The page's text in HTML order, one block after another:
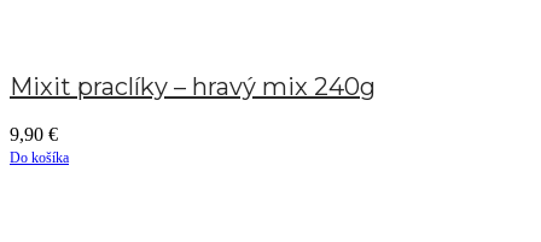
Mixit praclíky – hravý mix 240g
9,90 €
Do košíka